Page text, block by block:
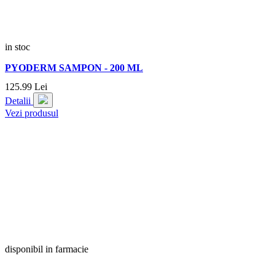
in stoc
PYODERM SAMPON - 200 ML
125.99 Lei
Detalii
Vezi produsul
disponibil in farmacie